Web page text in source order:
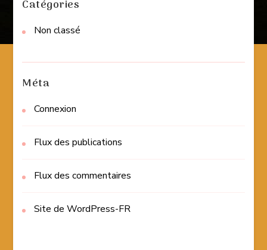
Catégories
Non classé
Méta
Connexion
Flux des publications
Flux des commentaires
Site de WordPress-FR